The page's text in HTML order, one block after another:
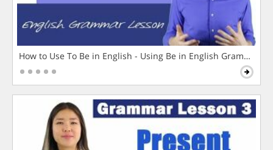
How to Use To Be in English - Using Be in English Grammar